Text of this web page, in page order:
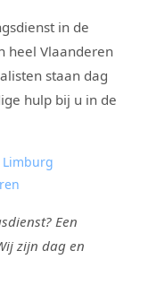
in de
heel Vlaanderen
staan dag
hulp bij u in de
Limburg
Een
zijn dag en